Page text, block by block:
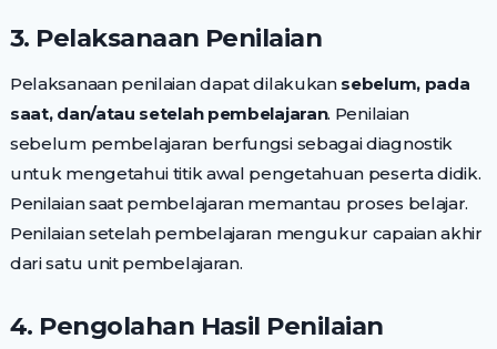
3. Pelaksanaan Penilaian
Pelaksanaan penilaian dapat dilakukan sebelum, pada
saat, dan/atau setelah pembelajaran. Penilaian
sebelum pembelajaran berfungsi sebagai diagnostik
untuk mengetahui titik awal pengetahuan peserta didik.
Penilaian saat pembelajaran memantau proses belajar.
Penilaian setelah pembelajaran mengukur capaian akhir
dari satu unit pembelajaran.
4. Pengolahan Hasil Penilaian